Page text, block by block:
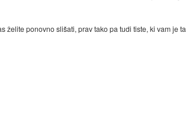
želite ponovno slišati, prav tako pa tudi tiste, ki vam je ta